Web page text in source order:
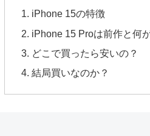
iPhone 15の特徴
iPhone 15 Proは前作と何
どこで買ったら安いの？
結局買いなのか？